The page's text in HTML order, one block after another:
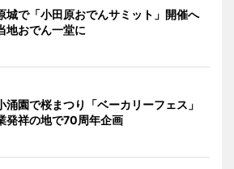
城で「小田原おでんサミット」開催へ
地おでん一堂に
涌園で桜まつり「ベーカリーフェス」
発祥の地で70周年企画